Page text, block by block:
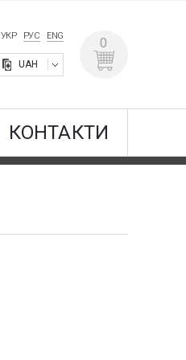
УКР РУС ENG
UAH
0
КОНТАКТИ